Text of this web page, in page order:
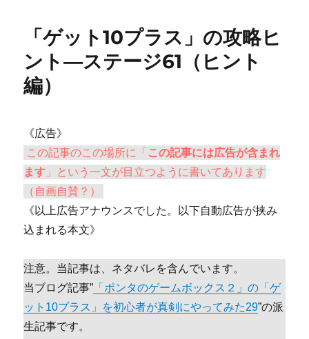
「ゲット10プラス」の攻略ヒ
ント―ステージ61（ヒント
編）
《広告》
この記事のこの場所に「 この記事には広告が含まれ
ます 」という一文が目立つように書いてあります
（自画自賛？）
《以上広告アナウンスでした。以下自動広告が挟み
込まれる本文》
注意。当記事は、ネタバレを含んでいます。
当ブログ記事” 「ポンタのゲームボックス２」の「ゲ
ット10プラス」を初心者が真剣にやってみた29”の派
生記事です。